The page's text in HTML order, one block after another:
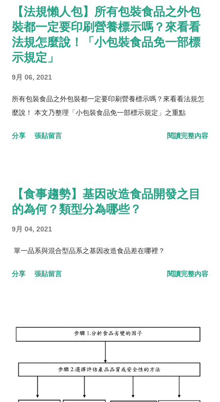
【法規懶人包】所有包裝食品之外包
裝都一定要印刷營養標示嗎？來看看
法規怎麼說！「小包裝食品免一部標
示規定」
9月 06, 2021
所有包裝食品之外包裝都一定要印刷營養標示嗎？來看看法規怎
麼說！ 本文乃整理「小包裝食品免一部標示規定」之重點
分享 張貼留言 閱讀完整內容
【食事趨勢】基因改造食品開發之目
的為何？類型分為哪些？
9月 04, 2021
單一品系與混合型品系之基因改造食品差在哪裡？
分享 張貼留言 閱讀完整內容